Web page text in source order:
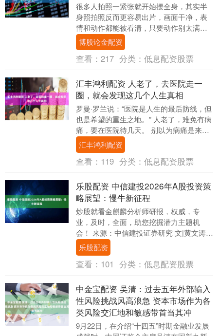
很多人拍照一紧张就开始摆全身，其实半
身照拍照反而更容易出片，画面干净，表
情和动作都能被看清，只要动作别太满，
整个人就会显得松弛又温柔，下面这9个半
身照拍照的小动....
博股论金配资
查看： 217 分类： 低息配资股票
汇丰鸿利配资 人老了，去医院走一
圈，就会发现这几个人生真相
罗曼·罗兰说：“医院是人生的最后防线，但
也是希望的重生之地。” 人老了，难免有病
痛，要在医院待几天。 别以为病痛是来折
磨你的，还应该深层次看，病痛会让你看
清很多....
汇丰鸿利配资
查看： 119 分类： 低息配资股票
乐股配资 中信建投2026年A股投资策
略展望：慢牛新征程
炒股就看金麒麟分析师研报，权威，专
业，及时，全面，助您挖掘潜力主题机
会！ 来源：中信建投证券研究 文|黄文涛
夏凡捷 李家俊 何盛 2026年A股牛市有望持
续，....
乐股配资
查看： 101 分类： 低息配资股票
中金宝配资 吴清：过去五年外部输入
性风险挑战风高浪急 资本市场作为各
类风险交汇地和敏感带首当其冲
9月22日，在介绍“十四五”时期金融业发展